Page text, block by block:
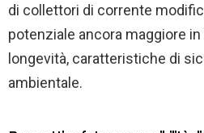
di collettori di corrente
potenziale ancora maggiore
longevità, caratteristiche di
ambientale.